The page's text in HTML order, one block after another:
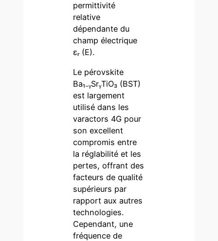
permittivité
relative
dépendante du
champ électrique
εᵣ (E).
Le pérovskite
Ba₁₋ᵧSrᵧTiO₃ (BST)
est largement
utilisé dans les
varactors 4G pour
son excellent
compromis entre
la réglabilité et les
pertes, offrant des
facteurs de qualité
supérieurs par
rapport aux autres
technologies.
Cependant, une
fréquence de